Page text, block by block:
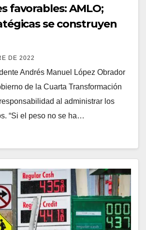
favorables: AMLO;
se construyen
DE 2022
Andrés Manuel López Obrador
de la Cuarta Transformación
al administrar los
“Si el peso no se ha…